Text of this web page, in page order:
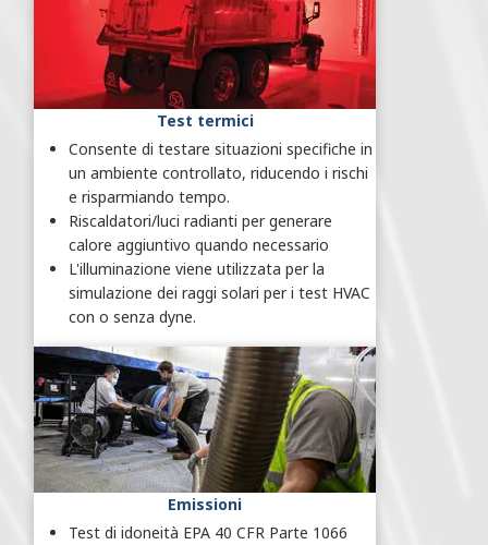
Test termici
Consente di testare situazioni specifiche in
un ambiente controllato, riducendo i rischi
e risparmiando tempo.
Riscaldatori/luci radianti per generare
calore aggiuntivo quando necessario
L'illuminazione viene utilizzata per la
simulazione dei raggi solari per i test HVAC
con o senza dyne.
Emissioni
Test di idoneità EPA 40 CFR Parte 1066